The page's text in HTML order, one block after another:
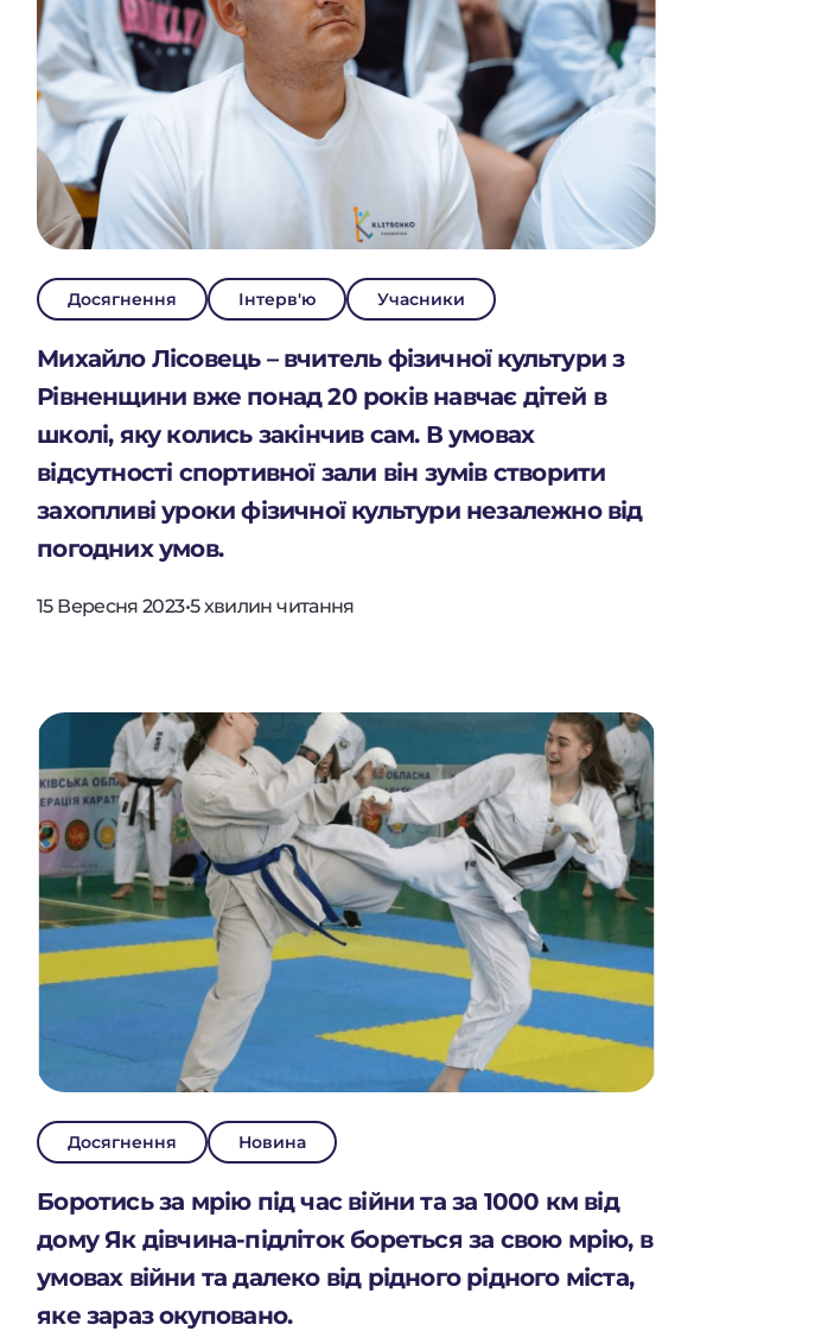
Досягнення Інтерв'ю Учасники
Михайло Лісовець – вчитель фізичної культури з
Рівненщини вже понад 20 років навчає дітей в
школі, яку колись закінчив сам. В умовах
відсутності спортивної зали він зумів створити
захопливі уроки фізичної культури незалежно від
погодних умов.
15 Вересня 2023•5 хвилин читання
Досягнення Новина
Боротись за мрію під час війни та за 1000 км від
дому Як дівчина-підліток бореться за свою мрію, в
умовах війни та далеко від рідного рідного міста,
яке зараз окуповано.